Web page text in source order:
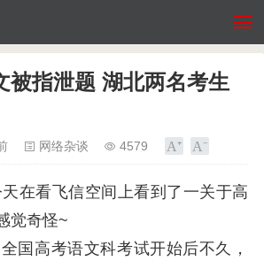
被指泄题 湖北两名考生
网络杂谈 4579
看飞信空间上看到了一关于高
觉奇怪~
高考语文科考试开始后不久，